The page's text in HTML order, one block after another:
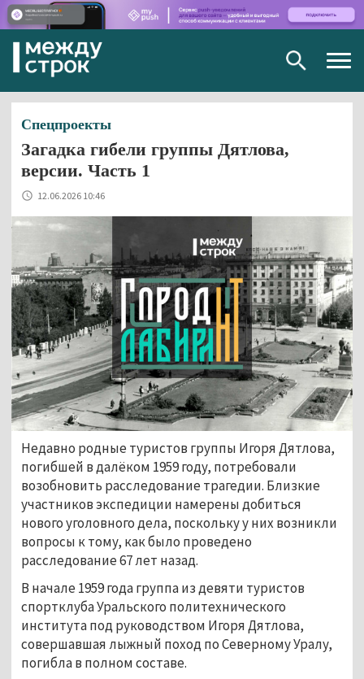
Спецпроекты
Загадка гибели группы Дятлова,
версии. Часть 1
12.06.2026 10:46
Недавно родные туристов группы Игоря Дятлова,
погибшей в далёком 1959 году, потребовали
возобновить расследование трагедии. Близкие
участников экспедиции намерены добиться
нового уголовного дела, поскольку у них возникли
вопросы к тому, как было проведено
расследование 67 лет назад.
В начале 1959 года группа из девяти туристов
спортклуба Уральского политехнического
института под руководством Игоря Дятлова,
совершавшая лыжный поход по Северному Уралу,
погибла в полном составе.